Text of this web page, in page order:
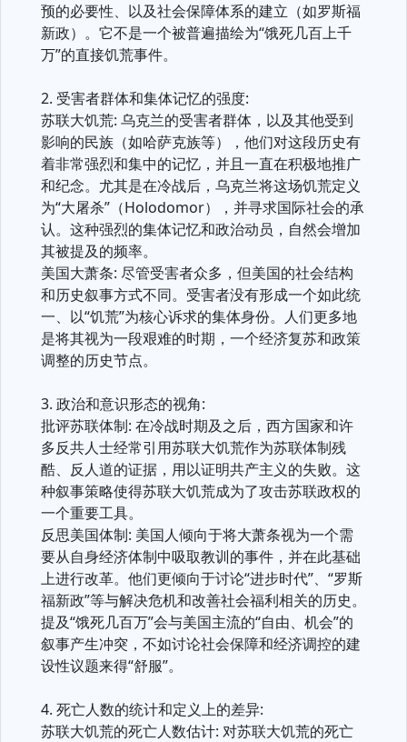
预的必要性、以及社会保障体系的建立（如罗斯福
新政）。它不是一个被普遍描绘为“饿死几百上千
万”的直接饥荒事件。
2. 受害者群体和集体记忆的强度:
苏联大饥荒: 乌克兰的受害者群体，以及其他受到
影响的民族（如哈萨克族等），他们对这段历史有
着非常强烈和集中的记忆，并且一直在积极地推广
和纪念。尤其是在冷战后，乌克兰将这场饥荒定义
为“大屠杀”（Holodomor），并寻求国际社会的承
认。这种强烈的集体记忆和政治动员，自然会增加
其被提及的频率。
美国大萧条: 尽管受害者众多，但美国的社会结构
和历史叙事方式不同。受害者没有形成一个如此统
一、以“饥荒”为核心诉求的集体身份。人们更多地
是将其视为一段艰难的时期，一个经济复苏和政策
调整的历史节点。
3. 政治和意识形态的视角:
批评苏联体制: 在冷战时期及之后，西方国家和许
多反共人士经常引用苏联大饥荒作为苏联体制残
酷、反人道的证据，用以证明共产主义的失败。这
种叙事策略使得苏联大饥荒成为了攻击苏联政权的
一个重要工具。
反思美国体制: 美国人倾向于将大萧条视为一个需
要从自身经济体制中吸取教训的事件，并在此基础
上进行改革。他们更倾向于讨论“进步时代”、“罗斯
福新政”等与解决危机和改善社会福利相关的历史。
提及“饿死几百万”会与美国主流的“自由、机会”的
叙事产生冲突，不如讨论社会保障和经济调控的建
设性议题来得“舒服”。
4. 死亡人数的统计和定义上的差异:
苏联大饥荒的死亡人数估计: 对苏联大饥荒的死亡